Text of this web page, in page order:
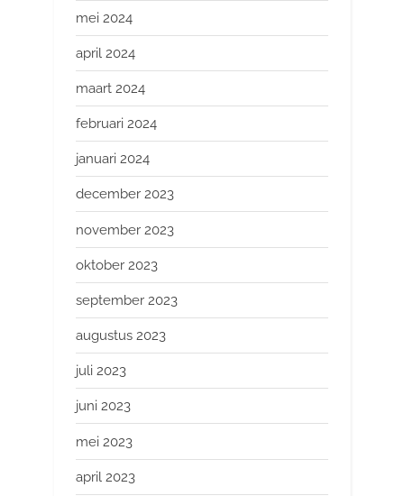
mei 2024
april 2024
maart 2024
februari 2024
januari 2024
december 2023
november 2023
oktober 2023
september 2023
augustus 2023
juli 2023
juni 2023
mei 2023
april 2023